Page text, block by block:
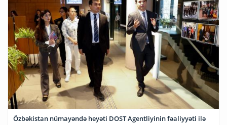
Özbəkistan nümayəndə heyəti DOST Agentliyinin fəaliyyəti ilə